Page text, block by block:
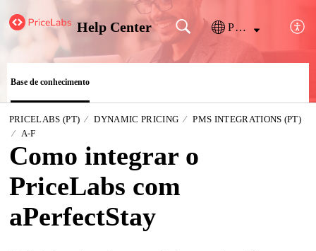
Help Center Português
Base de conhecimento
PRICELABS (PT) DYNAMIC PRICING
PMS INTEGRATIONS (PT)
A-F
Como integrar o
PriceLabs com
aPerfectStay